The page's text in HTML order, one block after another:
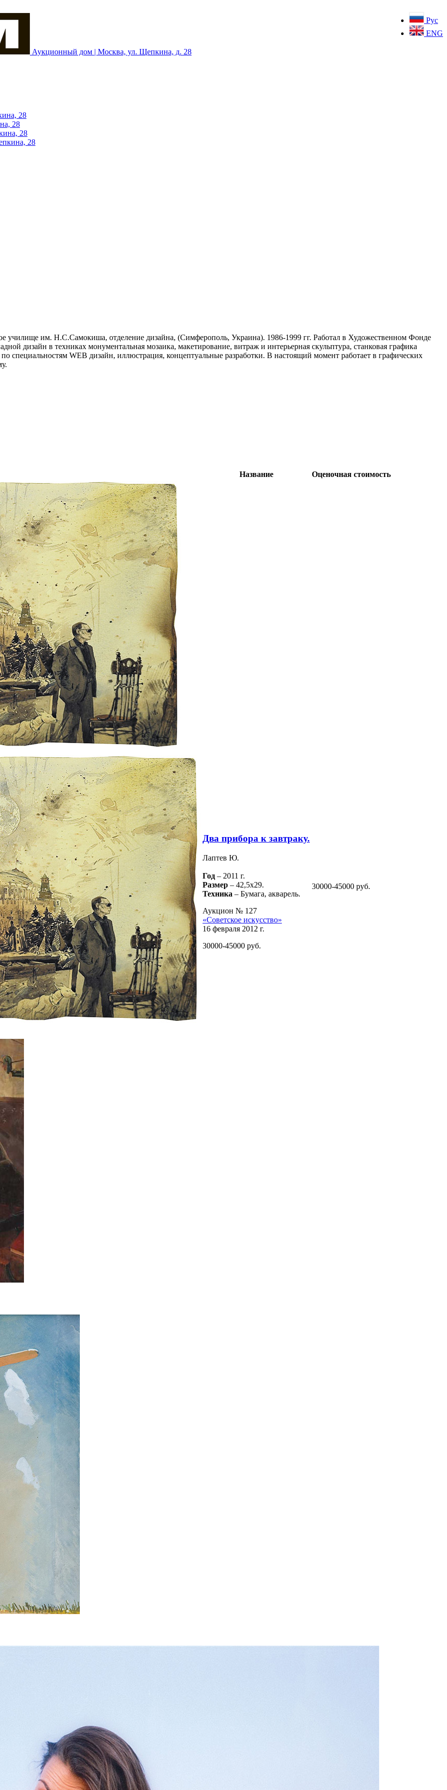
Рус
ENG
Аукционный дом | Москва, ул. Щепкина, д. 28
28
28
28
28
училище им. Н.С.Самокиша, отделение дизайна, (Симферополь, Украина). 1986-1999 гг. Работал в Художественном Фонде
дизайн в техниках монументальная мозаика, макетирование, витраж и интерьерная скульптура, станковая графика
специальностям WEB дизайн, иллюстрация, концептуальные разработки. В настоящий момент работает в графических
Название Оценочная стоимость
Два прибора к завтраку.
Лаптев Ю.
Год – 2011 г.
Размер – 42,5х29.
Техника – Бумага, акварель.
Аукцион № 127
«Советское искусство»
16 февраля 2012 г.
30000-45000 руб.
30000-45000 руб.